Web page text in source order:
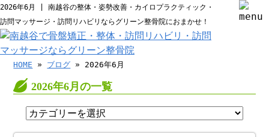
2026年6月 | 南越谷の整体・姿勢改善・カイロプラクティック・
訪問マッサージ・訪問リハビリならグリーン整骨院におまかせ！
HOME » ブログ » 2026年6月
2026年6月の一覧